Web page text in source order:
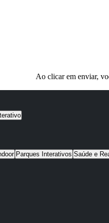
Ao clicar em enviar,
Parques Interativos Saúde e